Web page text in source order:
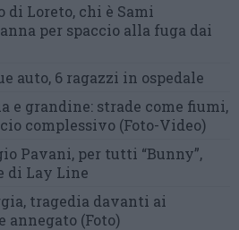
Loreto, chi è Sami
per spaccio alla fuga dai
auto, 6 ragazzi in ospedale
e grandine: strade come fiumi,
complessivo (Foto-Video)
Pavani, per tutti “Bunny”,
di Lay Line
tragedia davanti ai
annegato (Foto)